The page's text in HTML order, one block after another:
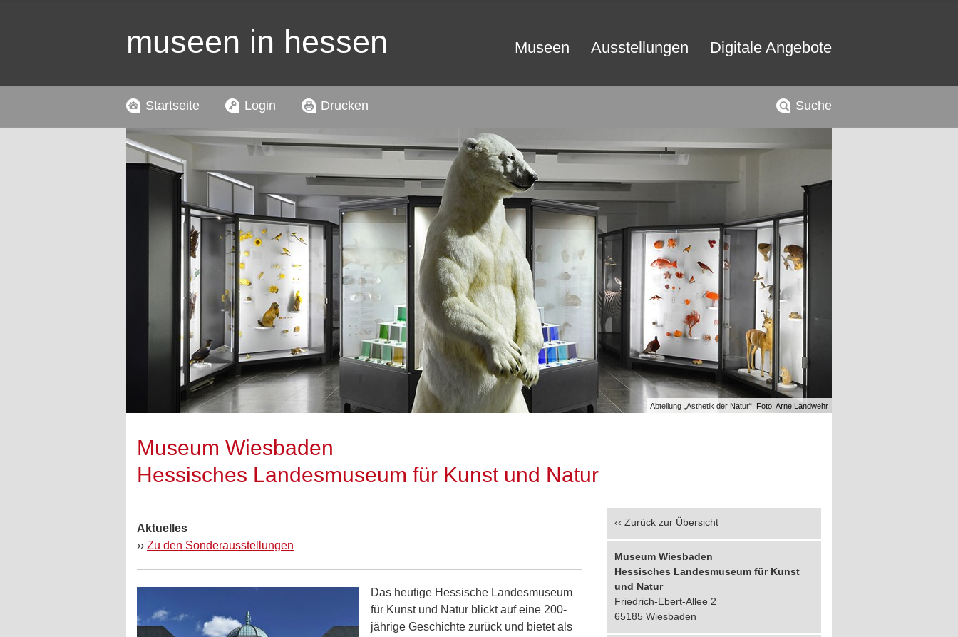
museen in hessen Museen Ausstellungen Digitale Angebote
Startseite Login Drucken Suche
Abteilung „Ästhetik der Natur“; Foto: Arne Landwehr
Museum Wiesbaden
Hessisches Landesmuseum für Kunst und Natur
Aktuelles
›› Zu den Sonderausstellungen
Das heutige Hessische Landesmuseum
für Kunst und Natur blickt auf eine 200-
jährige Geschichte zurück und bietet als
‹‹ Zurück zur Übersicht
Museum Wiesbaden
Hessisches Landesmuseum für Kunst
und Natur
Friedrich-Ebert-Allee 2
65185 Wiesbaden